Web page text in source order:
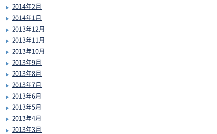
2014年2月
2014年1月
2013年12月
2013年11月
2013年10月
2013年9月
2013年8月
2013年7月
2013年6月
2013年5月
2013年4月
2013年3月